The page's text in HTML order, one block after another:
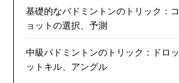
基礎的なバドミントンのトリック：
ョットの選択、予測
中級バドミントンのトリック：ドロ
ットキル、アングル